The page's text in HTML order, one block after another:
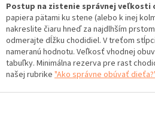
Postup na zistenie správnej veľkosti
papiera pätami ku stene (alebo k inej
nakreslite čiaru hneď za najdlhším
odmerajte dĺžku chodidiel. V treťom
nameranú hodnotu. Veľkosť vhodnej
tabuľky. Minimálna rezerva pre rast
našej rubrike "Ako správne obúvať